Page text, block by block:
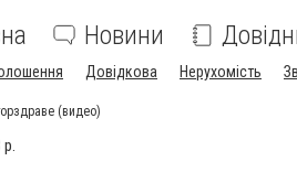
Новини
Довідкова Нерухомість
(видео)